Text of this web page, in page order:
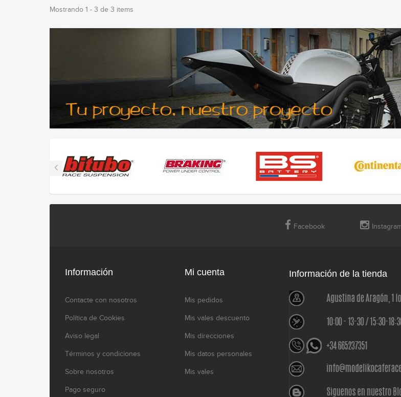
Mostrando 1 - 3 de 3 items
Facebook
Información
Contacte con nosotros
Política de Cookies
Aviso legal
Términos y condiciones
Sobre nosotros
Pago seguro
Mi cuenta
Mis pedidos
Mis vales descuento
Mis direcciones
Mis datos personales
Mis vales
Información de la tienda